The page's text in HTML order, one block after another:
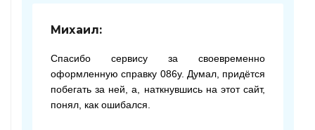
Михаил:
Спасибо сервису за своевременно
оформленную справку 086у. Думал, придётся
побегать за ней, а, наткнувшись на этот сайт,
понял, как ошибался.